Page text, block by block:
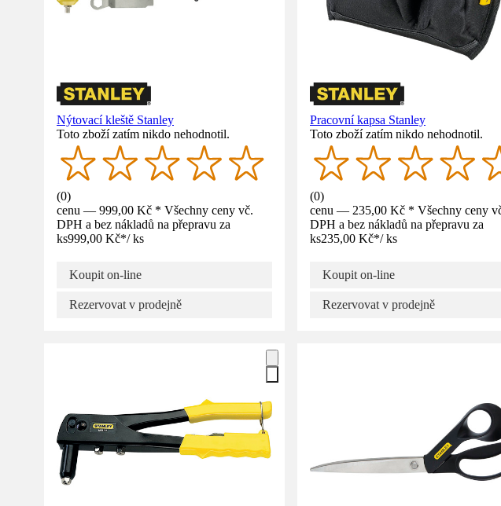
Nýtovací kleště Stanley
Toto zboží zatím nikdo nehodnotil.
(0)
cenu — 999,00 Kč * Všechny ceny vč.
DPH a bez nákladů na přepravu za
ks999,00 Kč*/ ks
Koupit on-line
Rezervovat v prodejně
Pracovní kapsa Stanley
Toto zboží zatím nikdo nehodnotil.
(0)
cenu — 235,00 Kč * Všechny ceny
DPH a bez nákladů na přepravu za
ks235,00 Kč*/ ks
Koupit on-line
Rezervovat v prodejně